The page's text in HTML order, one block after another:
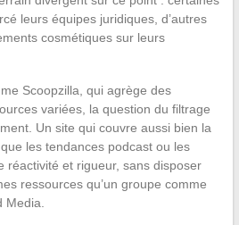
leurs équipes juridiques, d’autres
cosmétiques sur leurs
Scoopzilla, qui agrège des
variées, la question du filtrage
Un site qui couvre aussi bien la
les tendances podcast ou les
réactivité et rigueur, sans disposer
ressources qu’un groupe comme
Media.